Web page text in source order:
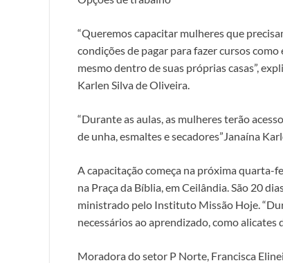
“Queremos capacitar mulheres que
condições de pagar para fazer cursos
mesmo dentro de suas próprias casas”,
Karlen Silva de Oliveira.
“Durante as aulas, as mulheres terão
de unha, esmaltes e secadores”Janaína
A capacitação começa na próxima quarta-
na Praça da Bíblia, em Ceilândia. São 20
ministrado pelo Instituto Missão Hoje.
necessários ao aprendizado, como alicates
Moradora do setor P Norte, Francisca